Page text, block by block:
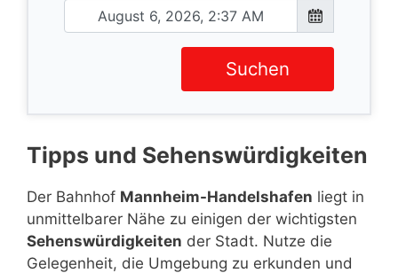
Suchen
Tipps und Sehenswürdigkeiten
Der Bahnhof Mannheim-Handelshafen liegt in
unmittelbarer Nähe zu einigen der wichtigsten
Sehenswürdigkeiten der Stadt. Nutze die
Gelegenheit, die Umgebung zu erkunden und